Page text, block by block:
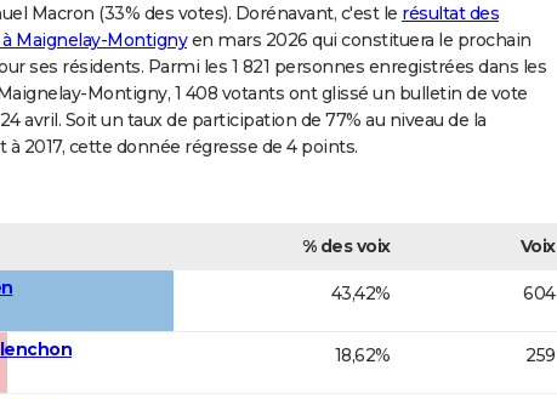
Macron (33% des votes). Dorénavant, c'est le résultat des
Maignelay-Montignyen mars 2026 qui constituera le prochain
ses résidents. Parmi les 1 821 personnes enregistrées dans les
Montigny, 1 408 votants ont glissé un bulletin de vote
avril. Soit un taux de participation de 77% au niveau de la
2017, cette donnée régresse de 4 points.
% des voix
Voix
43,42% 604
18,62% 259